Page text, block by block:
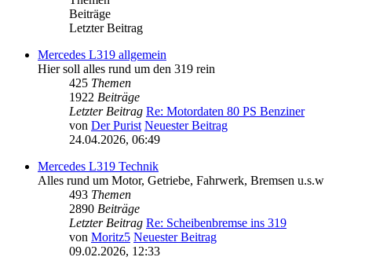
Beiträge
Letzter Beitrag
Mercedes L319 allgemein
Hier soll alles rund um den 319 rein
425 Themen
1922 Beiträge
Letzter Beitrag Re: Motordaten 80 PS Benziner
von Der Purist Neuester Beitrag
24.04.2026, 06:49
Mercedes L319 Technik
Alles rund um Motor, Getriebe, Fahrwerk, Bremsen u.s.w
493 Themen
2890 Beiträge
Letzter Beitrag Re: Scheibenbremse ins 319
von Moritz5 Neuester Beitrag
09.02.2026, 12:33